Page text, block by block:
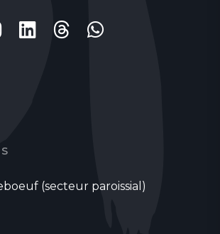
(secteur paroissial)